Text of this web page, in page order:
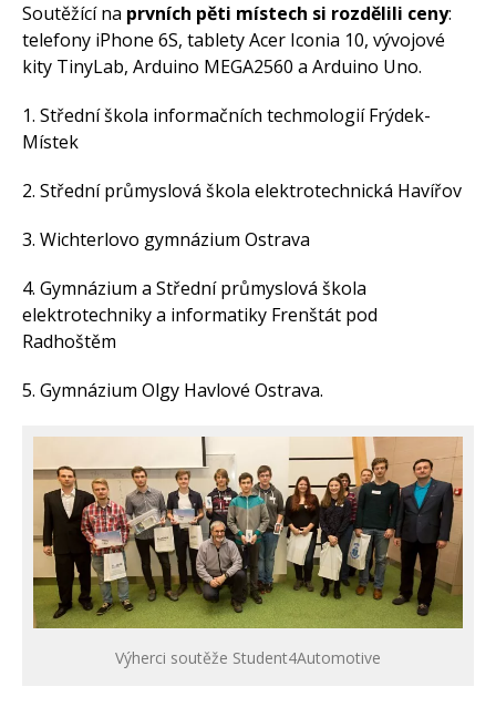
Soutěžící na prvních pěti místech si rozdělili ceny:
telefony iPhone 6S, tablety Acer Iconia 10, vývojové
kity TinyLab, Arduino MEGA2560 a Arduino Uno.
1. Střední škola informačních techmologií Frýdek-
Místek
2. Střední průmyslová škola elektrotechnická Havířov
3. Wichterlovo gymnázium Ostrava
4. Gymnázium a Střední průmyslová škola
elektrotechniky a informatiky Frenštát pod
Radhoštěm
5. Gymnázium Olgy Havlové Ostrava.
Výherci soutěže Student4Automotive